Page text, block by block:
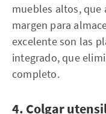
muebles altos, que
margen para
excelente son las
integrado, que
completo.
4. Colgar